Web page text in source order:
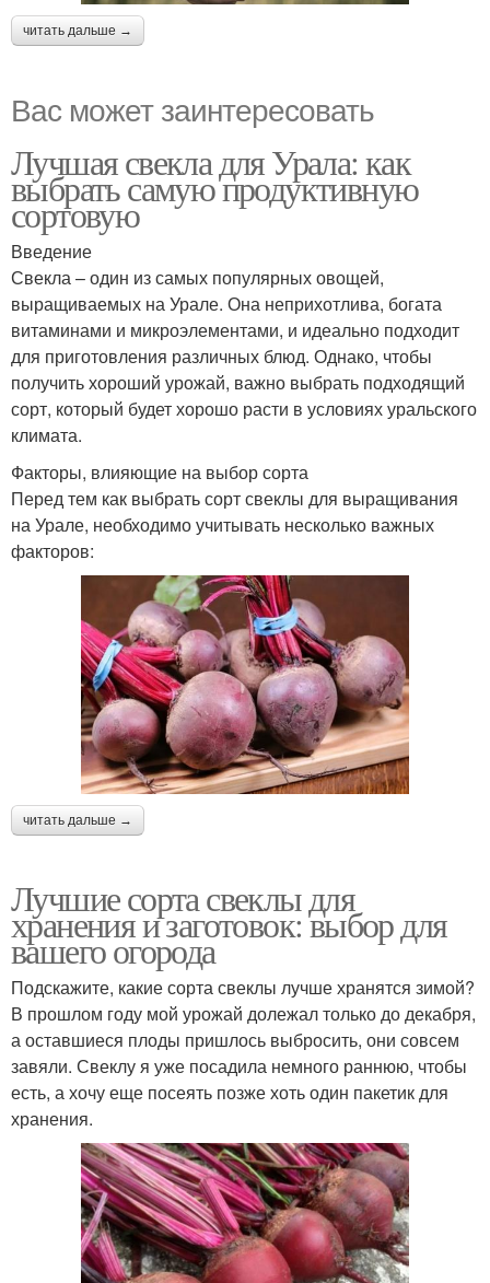
читать дальше →
Вас может заинтересовать
Лучшая свекла для Урала: как
выбрать самую продуктивную
сортовую
Введение
Свекла – один из самых популярных овощей,
выращиваемых на Урале. Она неприхотлива, богата
витаминами и микроэлементами, и идеально подходит
для приготовления различных блюд. Однако, чтобы
получить хороший урожай, важно выбрать подходящий
сорт, который будет хорошо расти в условиях уральского
климата.
Факторы, влияющие на выбор сорта
Перед тем как выбрать сорт свеклы для выращивания
на Урале, необходимо учитывать несколько важных
факторов:
читать дальше →
Лучшие сорта свеклы для
хранения и заготовок: выбор для
вашего огорода
Подскажите, какие сорта свеклы лучше хранятся зимой?
В прошлом году мой урожай долежал только до декабря,
а оставшиеся плоды пришлось выбросить, они совсем
завяли. Свеклу я уже посадила немного раннюю, чтобы
есть, а хочу еще посеять позже хоть один пакетик для
хранения.